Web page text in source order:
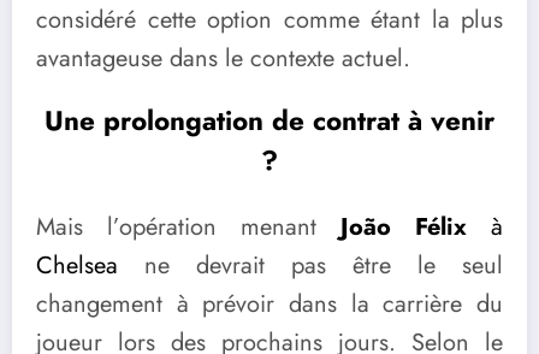
considéré cette option comme étant la plus
avantageuse dans le contexte actuel.
Une prolongation de contrat à venir
?
Mais l’opération menant João Félix à
Chelsea ne devrait pas être le seul
changement à prévoir dans la carrière du
joueur lors des prochains jours. Selon le